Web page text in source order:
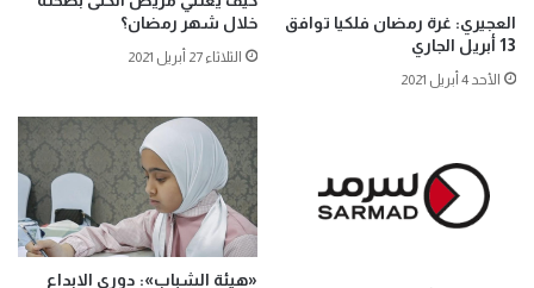
العجيري: غرة رمضان فلكيا توافق
13 أبريل الجاري
الأحد 4 أبريل 2021
خلال شهر رمضان؟
الثلاثاء 27 أبريل 2021
«هيئة الشباب»: دوري الابداع